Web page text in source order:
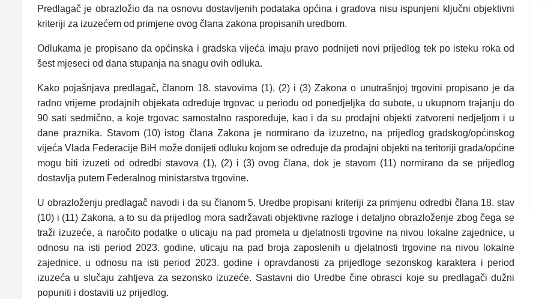
Predlagač je obrazložio da na osnovu dostavljenih podataka općina i gradova nisu ispunjeni ključni objektivni
kriteriji za izuzećem od primjene ovog člana zakona propisanih uredbom.
Odlukama je propisano da općinska i gradska vijeća imaju pravo podnijeti novi prijedlog tek po isteku roka od
šest mjeseci od dana stupanja na snagu ovih odluka.
Kako pojašnjava predlagač, članom 18. stavovima (1), (2) i (3) Zakona o unutrašnjoj trgovini propisano je da
radno vrijeme prodajnih objekata određuje trgovac u periodu od ponedjeljka do subote, u ukupnom trajanju do
90 sati sedmično, a koje trgovac samostalno raspoređuje, kao i da su prodajni objekti zatvoreni nedjeljom i u
dane praznika. Stavom (10) istog člana Zakona je normirano da izuzetno, na prijedlog gradskog/općinskog
vijeća Vlada Federacije BiH može donijeti odluku kojom se određuje da prodajni objekti na teritoriji grada/općine
mogu biti izuzeti od odredbi stavova (1), (2) i (3) ovog člana, dok je stavom (11) normirano da se prijedlog
dostavlja putem Federalnog ministarstva trgovine.
U obrazloženju predlagač navodi i da su članom 5. Uredbe propisani kriteriji za primjenu odredbi člana 18. stav
(10) i (11) Zakona, a to su da prijedlog mora sadržavati objektivne razloge i detaljno obrazloženje zbog čega se
traži izuzeće, a naročito podatke o uticaju na pad prometa u djelatnosti trgovine na nivou lokalne zajednice, u
odnosu na isti period 2023. godine, uticaju na pad broja zaposlenih u djelatnosti trgovine na nivou lokalne
zajednice, u odnosu na isti period 2023. godine i opravdanosti za prijedloge sezonskog karaktera i period
izuzeća u slučaju zahtjeva za sezonsko izuzeće. Sastavni dio Uredbe čine obrasci koje su predlagači dužni
popuniti i dostaviti uz prijedlog.